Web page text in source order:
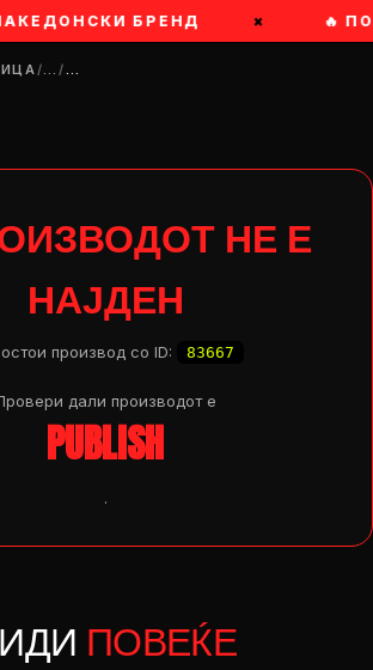
БРЕНД × 🔥
/…/…
НЕ Е
НАЈДЕН
производ со ID: 83667
дали производот e
PUBLISH
.
ПОВЕЌЕ